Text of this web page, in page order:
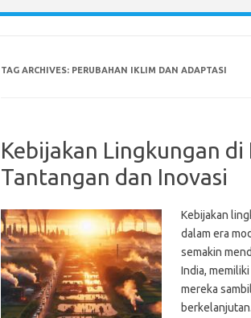
TAG ARCHIVES: PERUBAHAN IKLIM DAN ADAPTASI
Kebijakan Lingkungan
Tantangan dan Inovasi
Kebijakan
dalam era
semakin
India,
mereka